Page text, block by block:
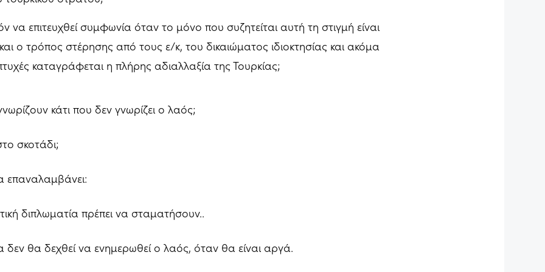
να επιτευχθεί συμφωνία όταν το μόνο που συζητείται αυτή τη στιγμή είναι
ο τρόπος στέρησης από τους ε/κ, του δικαιώματος ιδιοκτησίας και ακόμα
καταγράφεται η πλήρης αδιαλλαξία της Τουρκίας;
κάτι που δεν γνωρίζει ο λαός;
σκοτάδι;
επαναλαμβάνει:
διπλωματία πρέπει να σταματήσουν..
θα δεχθεί να ενημερωθεί ο λαός, όταν θα είναι αργά.